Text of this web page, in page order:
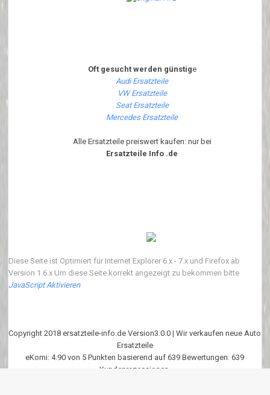
Oft gesucht werden günstige
Audi Ersatzteile
VW Ersatzteile
Seat Ersatzteile
Mercedes Ersatzteile
Alle Ersatzteile preiswert kaufen: nur bei
Ersatzteile Info .de
Diese Seite ist Optimiert für Internet Explorer 6.x - 7.x und Firefox ab
Version 1.6.x Um diese Seite korrekt angezeigt zu bekommen bitte
JavaScript Aktivieren
Copyright 2018 ersatzteile-info.de Version3.0.0 | Wir verkaufen neue Auto
Ersatzteile
eKomi:4.90 von 5 Punkten basierend auf639 Bewertungen.639
Kundenrezessionen.